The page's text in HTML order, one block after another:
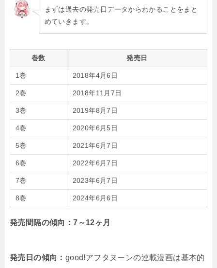
まずは過去の発売日データからわかることをまと
めていきます。
巻数 発売日
1巻 2018年4月6日
2巻 2018年11月7日
3巻 2019年8月7日
4巻 2020年6月5日
5巻 2021年6月7日
6巻 2022年6月7日
7巻 2023年6月7日
8巻 2024年6月6日
発売間隔の傾向：7～12ヶ月
発売日の傾向： good!アフタヌーンの連載漫画は基本的